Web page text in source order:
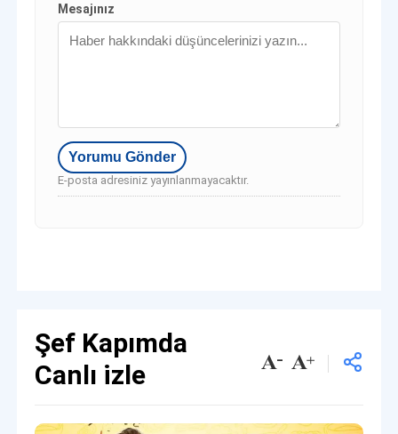
Mesajınız
E-posta adresiniz yayınlanmayacaktır.
Şef Kapımda
Canlı izle